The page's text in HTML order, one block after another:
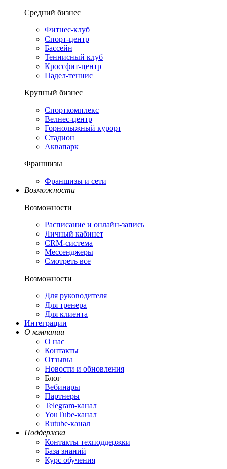
Средний бизнес
Фитнес-клуб
Спорт-центр
Бассейн
Теннисный клуб
Кроссфит-центр
Падел-теннис
Крупный бизнес
Спорткомплекс
Велнес-центр
Горнолыжный курорт
Стадион
Аквапарк
Франшизы
Франшизы и сети
Возможности
Возможности
Расписание и онлайн-запись
Личный кабинет
CRM-система
Мессенджеры
Смотреть все
Возможности
Для руководителя
Для тренера
Для клиента
Интеграции
О компании
О нас
Контакты
Отзывы
Новости и обновления
Блог
Вебинары
Партнеры
Теlegram-канал
YouТube-канал
Rutube-канал
Поддержка
Контакты техподдержки
База знаний
Курс обучения